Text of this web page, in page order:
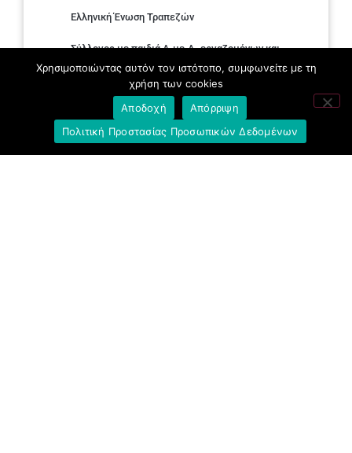
Ελληνική Ένωση Τραπεζών
Σύλλογος με παιδιά Α.με.Α. εργαζομένων και
συνταξιούχων Ε.Τ.Ε.
Υπουργείο Εργασίας και Κοινωνικών
Υποθέσεων
Χρησιμοποιώντας αυτόν τον ιστότοπο, συμφωνείτε με τη
χρήση των cookies
Αποδοχή
Απόρριψη
Πολιτική Προστασίας Προσωπικών Δεδομένων